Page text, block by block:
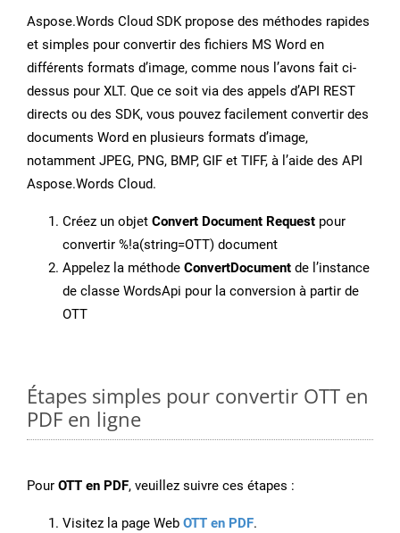
Aspose.Words Cloud SDK propose des méthodes rapides
et simples pour convertir des fichiers MS Word en
différents formats d’image, comme nous l’avons fait ci-
dessus pour XLT. Que ce soit via des appels d’API REST
directs ou des SDK, vous pouvez facilement convertir des
documents Word en plusieurs formats d’image,
notamment JPEG, PNG, BMP, GIF et TIFF, à l’aide des API
Aspose.Words Cloud.
Créez un objet Convert Document Request pour
convertir %!a(string=OTT) document
Appelez la méthode ConvertDocument de l’instance
de classe WordsApi pour la conversion à partir de
OTT
Étapes simples pour convertir OTT en
PDF en ligne
Pour OTT en PDF, veuillez suivre ces étapes :
Visitez la page Web OTT en PDF.